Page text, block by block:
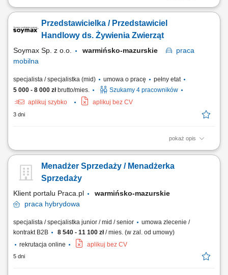
Opis stanowiska: Pozyskiwanie nowych partnerów biznesowych oraz
oświatowo-wychowawczego; Przeprowadzanie bezpośrednich spotkań
handlowych i prezentacja asortymentu wyposażenia, sprzętu
Przedstawicielka / Przedstawiciel
Handlowy ds. Żywienia Zwierząt
Soymax Sp. z o.o. warmińsko-mazurskie
praca
mobilna
specjalista / specjalistka (mid) umowa o pracę
pełny etat
5 000 - 8 000 złbrutto/mies.
Szukamy 4 pracowników
aplikuj szybko
aplikuj bez CV
3 dni
pokaż opis
Poszukujemy Konsultantów ds. Żywienia w kilku lokalizacjach w Polsce.
bydła na wyznaczonym obszarze. Aktywne pozyskiwanie nowych
klientów oraz utrzymywanie długofalowych relacji z obecnymi
Menadżer Sprzedaży / Menadżerka
Sprzedaży
Klient portalu Praca.pl
warmińsko-mazurskie
praca hybrydowa
specjalista / specjalistka junior / mid / senior
umowa zlecenie /
kontrakt B2B
8 540 - 11 100 zł/ mies. (w zal. od umowy)
rekrutacja online
aplikuj bez CV
5 dni